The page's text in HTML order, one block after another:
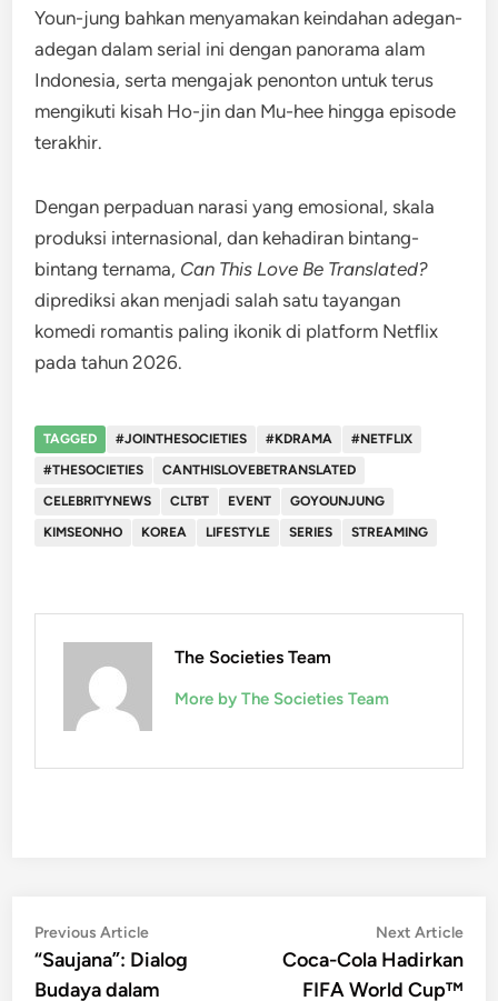
Youn-jung bahkan menyamakan keindahan adegan-
adegan dalam serial ini dengan panorama alam
Indonesia, serta mengajak penonton untuk terus
mengikuti kisah Ho-jin dan Mu-hee hingga episode
terakhir.
Dengan perpaduan narasi yang emosional, skala
produksi internasional, dan kehadiran bintang-
bintang ternama, Can This Love Be Translated?
diprediksi akan menjadi salah satu tayangan
komedi romantis paling ikonik di platform Netflix
pada tahun 2026.
TAGGED #JOINTHESOCIETIES #KDRAMA
#NETFLIX
#THESOCIETIES
CANTHISLOVEBETRANSLATED
CELEBRITYNEWS
CLTBT EVENT
GOYOUNJUNG
KIMSEONHO
KOREA LIFESTYLE SERIES STREAMING
The Societies Team
More by The Societies Team
Post
navigation
Previous ArticlePrevious
article:
“Saujana”: Dialog
Budaya dalam
Next Article
Coca-Cola Hadirkan
FIFA World Cup™